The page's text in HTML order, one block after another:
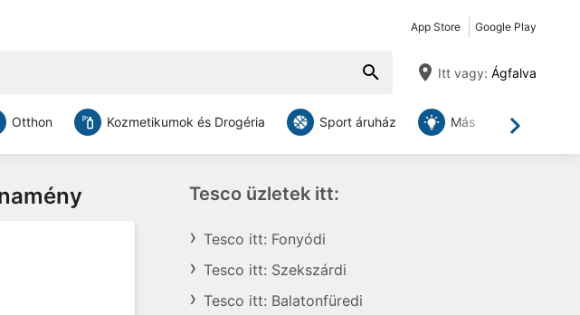
App Store Google Play
Itt vagy: Ágfalva
Tovább
Otthon Kozmetikumok és Drogéria Sport áruház Más
Tesco üzletek itt:
Tesco itt: Fonyódi
Tesco itt: Szekszárdi
Tesco itt: Balatonfüredi